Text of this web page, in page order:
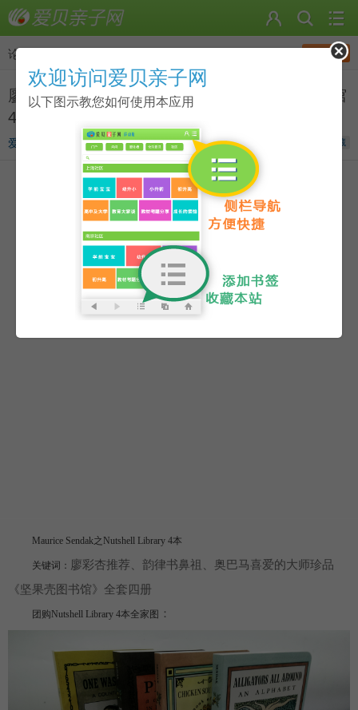
论坛 发帖
廖彩杏推荐书单之Nutshell Library 坚果壳图书馆
4本团购说明附音频视频下载
收藏
爱贝宝宝 发表于2016-08-02 19:39
Maurice Sendak之Nutshell Library 4本
关键词： 廖彩杏推荐、韵律书鼻祖、奥巴马喜爱的大师珍品
《坚果壳图书馆》全套四册
团购Nutshell Library 4本全家图 ：
欢迎访问爱贝亲子网
以下图示教您如何使用本应用